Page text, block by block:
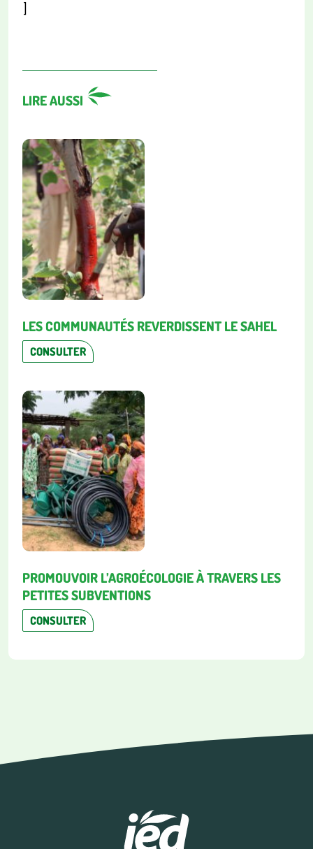
]
LIRE AUSSI
LES COMMUNAUTÉS REVERDISSENT LE SAHEL
CONSULTER
PROMOUVOIR L’AGROÉCOLOGIE À TRAVERS LES
PETITES SUBVENTIONS
CONSULTER